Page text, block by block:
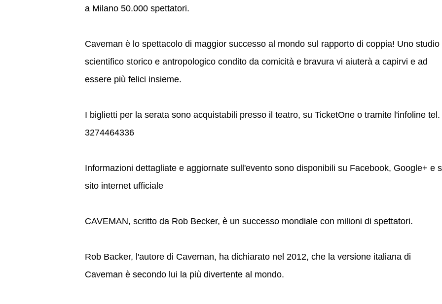
a Milano 50.000 spettatori.
Caveman è lo spettacolo di maggior successo al mondo sul rapporto di coppia! Uno studio
scientifico storico e antropologico condito da comicità e bravura vi aiuterà a capirvi e ad
essere più felici insieme.
I biglietti per la serata sono acquistabili presso il teatro, su TicketOne o tramite l'infoline tel.
3274464336
Informazioni dettagliate e aggiornate sull'evento sono disponibili su Facebook, Google+ e
sito internet ufficiale
CAVEMAN, scritto da Rob Becker, è un successo mondiale con milioni di spettatori.
Rob Backer, l'autore di Caveman, ha dichiarato nel 2012, che la versione italiana di
Caveman è secondo lui la più divertente al mondo.